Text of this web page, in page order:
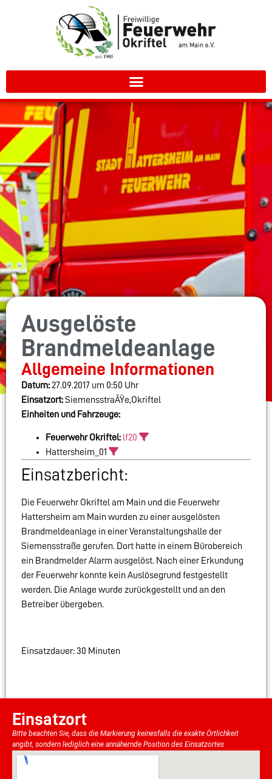
Ausgelöste
Brandmeldeanlage
Allgemeine Informationen
Datum: 27.09.2017 um 0:50 Uhr
Einsatzort:SiemensstraÃŸe,Okriftel
Einheiten und Fahrzeuge:
Feuerwehr Okriftel: lf20
Hattersheim_01
Einsatzbericht:
Die Feuerwehr Okriftel am Main und die Feuerwehr
Hattersheim am Main wurden zu einer ausgelösten
Brandmeldeanlage in einer Veranstaltungshalle der
Siemensstraße gerufen. Dort hatte in einem Bürobereich
ein Brandmelder Alarm ausgelöst. Nach einer Erkundung
der Feuerwehr konnte kein Auslösegrund festgestellt
werden. Die Anlage wurde zurückgestellt und an den
Betreiber übergeben.
Einsatzdauer: 30 Minuten
Einsatzort
Bitte beachten Sie, dass die Markierung keinesfalls die exakte Örtlichkeit
angibt, sondern lediglich eine annähernde Position des Einsatzortes